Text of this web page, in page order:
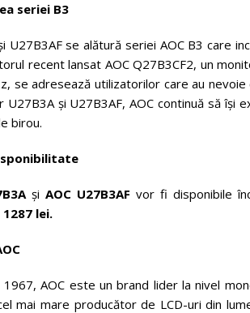
seriei B3
U27B3AF se alătură seriei AOC B3 care
recent lansat AOC Q27B3CF2, un
se adresează utilizatorilor care au
U27B3A și U27B3AF, AOC continuă să
birou.
și AOC U27B3AF vor fi disponibile
1287 lei.
1967, AOC este un brand lider la nivel
mai mare producător de LCD-uri din